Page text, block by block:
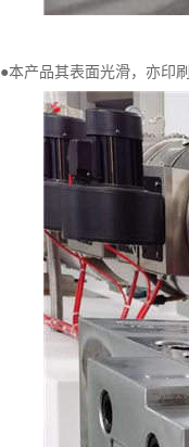
●本产品其表面光滑，亦印